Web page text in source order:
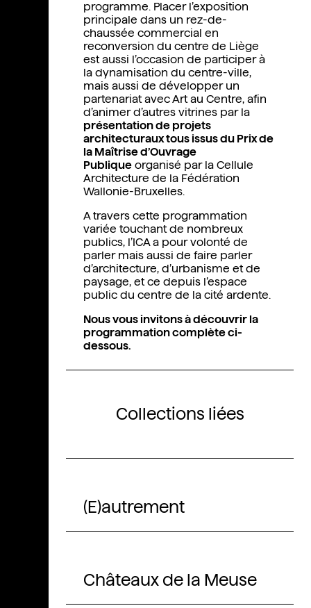
programme. Placer l’exposition
principale dans un rez-de-
chaussée commercial en
reconversion du centre de Liège
est aussi l’occasion de participer à
la dynamisation du centre-ville,
mais aussi de développer un
partenariat avec Art au Centre, afin
d’animer d’autres vitrines par la
présentation de projets
architecturaux tous issus du Prix de
la Maîtrise d’Ouvrage
Publique organisé par la Cellule
Architecture de la Fédération
Wallonie-Bruxelles.
A travers cette programmation
variée touchant de nombreux
publics, l’ICA a pour volonté de
parler mais aussi de faire parler
d’architecture, d’urbanisme et de
paysage, et ce depuis l’espace
public du centre de la cité ardente.
Nous vous invitons à découvrir la
programmation complète ci-
dessous.
Collections liées
(E)autrement
Châteaux de la Meuse